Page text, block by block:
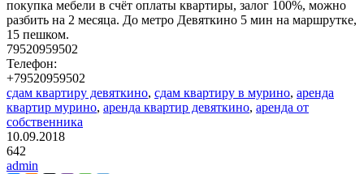
покупка мебели в счёт оплаты квартиры, залог 100%, можно
разбить на 2 месяца. До метро Девяткино 5 мин на маршрутке,
15 пешком.
79520959502
Телефон:
+79520959502
сдам квартиру девяткино, сдам квартиру в мурино, аренда
квартир мурино, аренда квартир девяткино, аренда от
собственника
10.09.2018
642
admin